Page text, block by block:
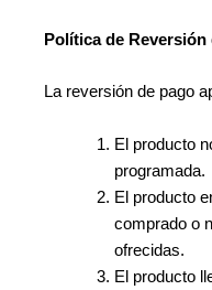
Política de Reversión
La reversión de pago
El producto
programada.
El producto
comprado o
ofrecidas.
El producto